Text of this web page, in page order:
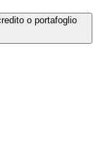
o portafoglio